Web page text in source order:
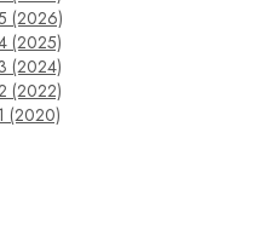
(2026)
(2025)
(2024)
(2022)
(2020)